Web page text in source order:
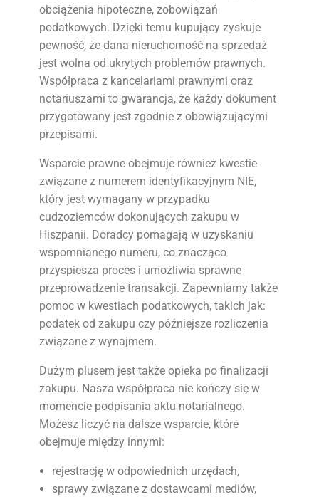
obciążenia hipoteczne, zobowiązań
podatkowych. Dzięki temu kupujący zyskuje
pewność, że dana nieruchomość na sprzedaż
jest wolna od ukrytych problemów prawnych.
Współpraca z kancelariami prawnymi oraz
notariuszami to gwarancja, że każdy dokument
przygotowany jest zgodnie z obowiązującymi
przepisami.
Wsparcie prawne obejmuje również kwestie
związane z numerem identyfikacyjnym NIE,
który jest wymagany w przypadku
cudzoziemców dokonujących zakupu w
Hiszpanii. Doradcy pomagają w uzyskaniu
wspomnianego numeru, co znacząco
przyspiesza proces i umożliwia sprawne
przeprowadzenie transakcji. Zapewniamy także
pomoc w kwestiach podatkowych, takich jak:
podatek od zakupu czy późniejsze rozliczenia
związane z wynajmem.
Dużym plusem jest także opieka po finalizacji
zakupu. Nasza współpraca nie kończy się w
momencie podpisania aktu notarialnego.
Możesz liczyć na dalsze wsparcie, które
obejmuje między innymi:
rejestrację w odpowiednich urzędach,
sprawy związane z dostawcami mediów,